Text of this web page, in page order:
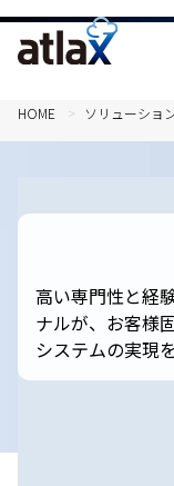
HOME ソリューショ
高い専門性と経
ナルが、お客様
システムの実現